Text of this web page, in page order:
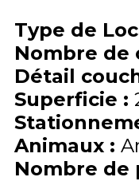
Type de
Nombre de
Détail
Superficie :
Animaux :
Nombre de